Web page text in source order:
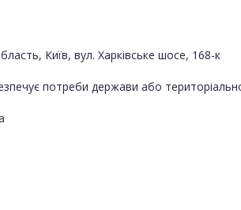
Київ, вул. Харківське шосе, 168-к
потреби держави або